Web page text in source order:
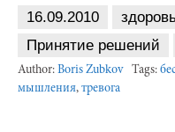
16.09.2010
Принятие решений
Author: Boris Zubkov Tags:
мышления, тревога